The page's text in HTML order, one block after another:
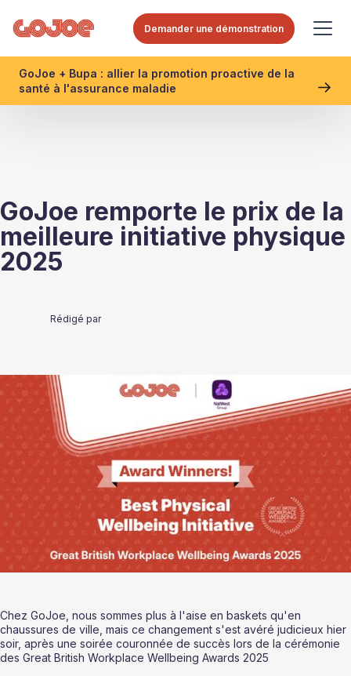
Demander une démonstration
GoJoe + Bupa : allier la promotion proactive de la
santé à l'assurance maladie
GoJoe remporte le prix de la
meilleure initiative physique
2025
Rédigé par
Chez GoJoe, nous sommes plus à l'aise en baskets qu'en
chaussures de ville, mais ce changement s'est avéré judicieux hier
soir, après une soirée couronnée de succès lors de la cérémonie
des Great British Workplace Wellbeing Awards 2025